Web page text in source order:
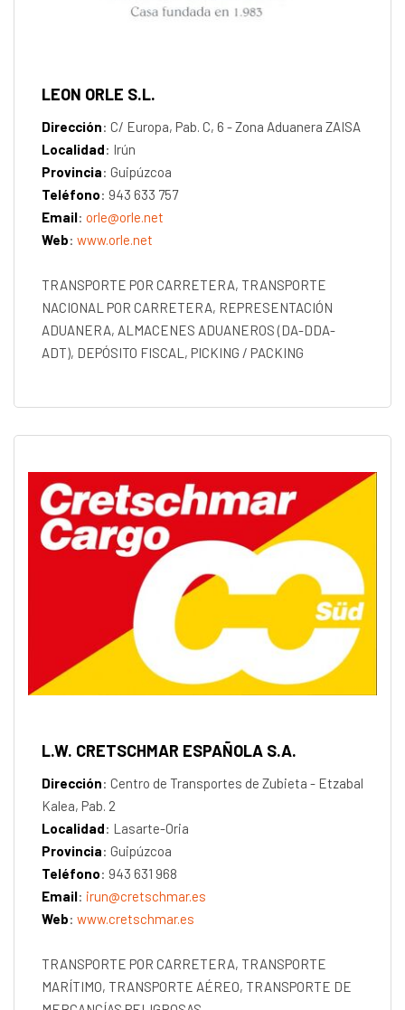
LEON ORLE S.L.
Dirección: C/ Europa, Pab. C, 6 - Zona Aduanera ZAISA
Localidad: Irún
Provincia: Guipúzcoa
Teléfono: 943 633 757
Email: orle@orle.net
Web: www.orle.net
TRANSPORTE POR CARRETERA, TRANSPORTE
NACIONAL POR CARRETERA, REPRESENTACIÓN
ADUANERA, ALMACENES ADUANEROS (DA-DDA-
ADT), DEPÓSITO FISCAL, PICKING / PACKING
L.W. CRETSCHMAR ESPAÑOLA S.A.
Dirección: Centro de Transportes de Zubieta - Etzabal
Kalea, Pab. 2
Localidad: Lasarte-Oria
Provincia: Guipúzcoa
Teléfono: 943 631 968
Email: irun@cretschmar.es
Web: www.cretschmar.es
TRANSPORTE POR CARRETERA, TRANSPORTE
MARÍTIMO, TRANSPORTE AÉREO, TRANSPORTE DE